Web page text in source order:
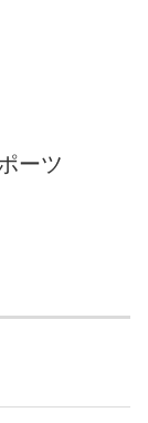
閉鎖され
す。国内
がありま
ることが
レースは
に対し、
ーツ